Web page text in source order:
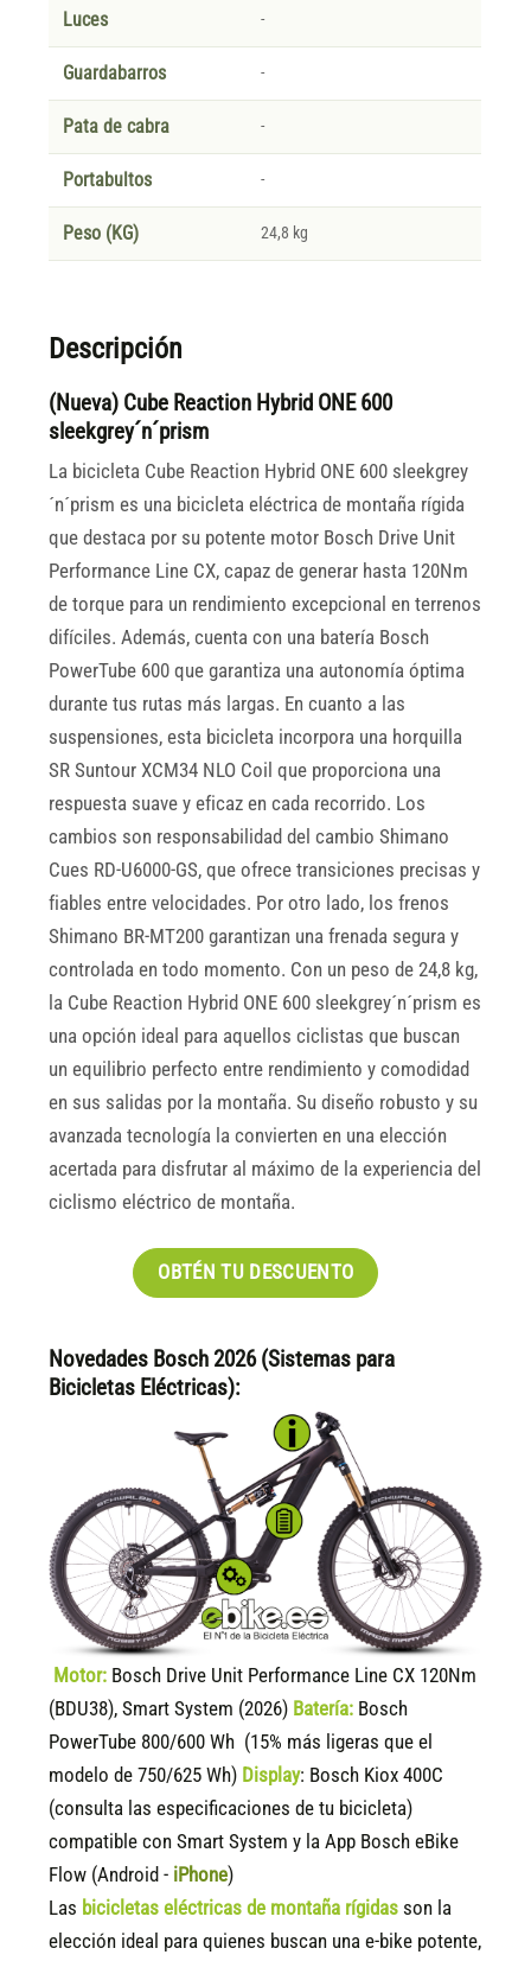
Luces -
Guardabarros -
Pata de cabra -
Portabultos -
Peso (KG) 24,8 kg
Descripción
(Nueva) Cube Reaction Hybrid ONE 600
sleekgrey´n´prism
La bicicleta Cube Reaction Hybrid ONE 600 sleekgrey
´n´prism es una bicicleta eléctrica de montaña rígida
que destaca por su potente motor Bosch Drive Unit
Performance Line CX, capaz de generar hasta 120Nm
de torque para un rendimiento excepcional en terrenos
difíciles. Además, cuenta con una batería Bosch
PowerTube 600 que garantiza una autonomía óptima
durante tus rutas más largas. En cuanto a las
suspensiones, esta bicicleta incorpora una horquilla
SR Suntour XCM34 NLO Coil que proporciona una
respuesta suave y eficaz en cada recorrido. Los
cambios son responsabilidad del cambio Shimano
Cues RD-U6000-GS, que ofrece transiciones precisas y
fiables entre velocidades. Por otro lado, los frenos
Shimano BR-MT200 garantizan una frenada segura y
controlada en todo momento. Con un peso de 24,8 kg,
la Cube Reaction Hybrid ONE 600 sleekgrey´n´prism es
una opción ideal para aquellos ciclistas que buscan
un equilibrio perfecto entre rendimiento y comodidad
en sus salidas por la montaña. Su diseño robusto y su
avanzada tecnología la convierten en una elección
acertada para disfrutar al máximo de la experiencia del
ciclismo eléctrico de montaña.
OBTÉN TU DESCUENTO
Novedades Bosch 2026 (Sistemas para
Bicicletas Eléctricas):
Motor: Bosch Drive Unit Performance Line CX 120Nm
(BDU38), Smart System (2026) Batería: Bosch
PowerTube 800/600 Wh (15% más ligeras que el
modelo de 750/625 Wh) Display: Bosch Kiox 400C
(consulta las especificaciones de tu bicicleta)
compatible con Smart System y la App Bosch eBike
Flow (Android - iPhone)
Las bicicletas eléctricas de montaña rígidas son la
elección ideal para quienes buscan una e-bike potente,